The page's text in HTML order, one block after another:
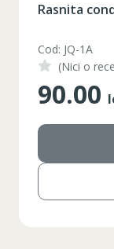
Rasnita
Cod: JQ-1A
(Nici o
90.00